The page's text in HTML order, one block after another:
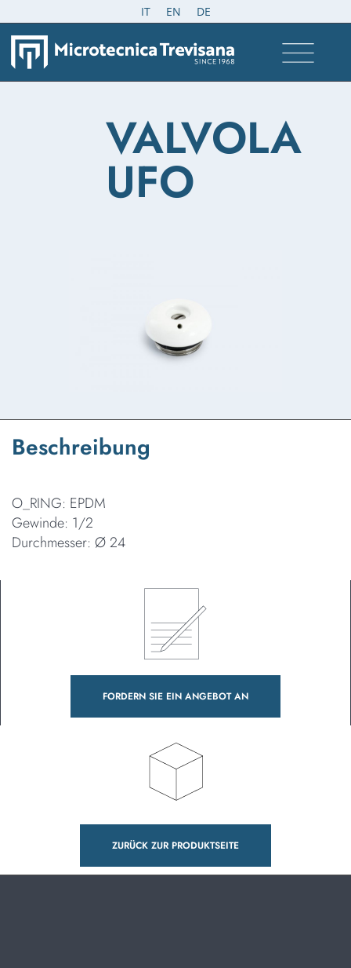
IT EN DE
VALVOLA
UFO
Beschreibung
O_RING: EPDM
Gewinde: 1/2
Durchmesser: Ø 24
FORDERN SIE EIN ANGEBOT AN
ZURÜCK ZUR PRODUKTSEITE